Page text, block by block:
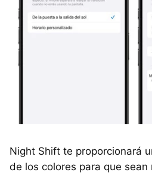
Night Shift te proporcionará
de los colores para que sean